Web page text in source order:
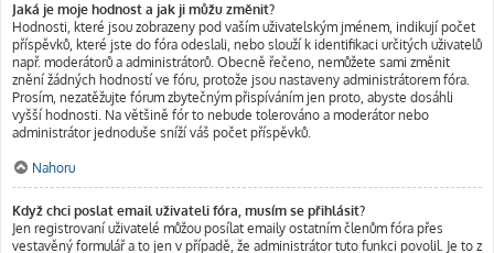
Jaká je moje hodnost a jak ji můžu změnit?
Hodnosti, které jsou zobrazeny pod vaším uživatelským jménem, indikují počet
příspěvků, které jste do fóra odeslali, nebo slouží k identifikaci určitých uživatelů
např. moderátorů a administrátorů. Obecně řečeno, nemůžete sami změnit
znění žádných hodností ve fóru, protože jsou nastaveny administrátorem fóra.
Prosím, nezatěžujte fórum zbytečným přispíváním jen proto, abyste dosáhli
vyšší hodnosti. Na většině fór to nebude tolerováno a moderátor nebo
administrátor jednoduše sníží váš počet příspěvků.
Nahoru
Když chci poslat email uživateli fóra, musím se přihlásit?
Jen registrovaní uživatelé můžou posílat emaily ostatním členům fóra přes
vestavěný formulář a to jen v případě, že administrátor tuto funkci povolil. Je to z